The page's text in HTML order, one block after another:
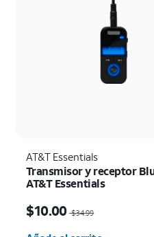
AT&T Essentials
Transmisor y receptor
AT&T Essentials
$10.00 $34.99
Cantidad seleccionada: